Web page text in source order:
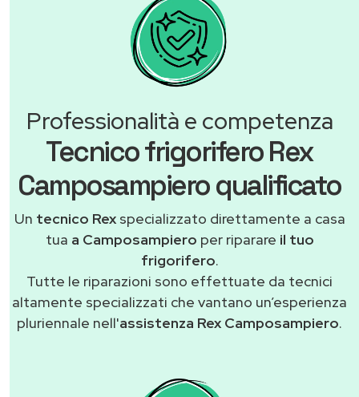
Professionalità e competenza
Tecnico frigorifero Rex
Camposampiero qualificato
Un tecnico Rexspecializzato direttamente a casa
tua a Camposampiero per riparare il tuo
frigorifero.
Tutte le riparazioni sono effettuate da tecnici
altamente specializzati che vantano un’esperienza
pluriennale nell'assistenza Rex Camposampiero.